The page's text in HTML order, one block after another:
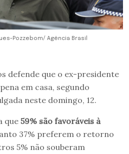
Pozzebom/ Agência Brasil
defende que o ex-presidente
em casa, segundo
neste domingo, 12.
que 59% são favoráveis à
37% preferem o retorno
5% não souberam